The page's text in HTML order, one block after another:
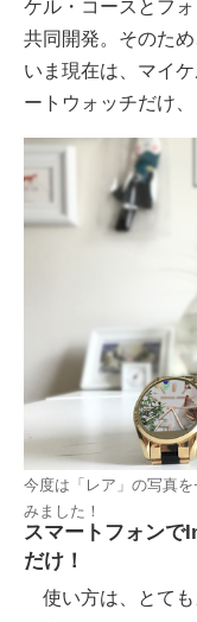
ケル・コースとフ
共同開発。そのた
いま現在は、マイ
ートウォッチだけ
今度は「レア」の写真
みました！
スマートフォンで
だけ！
使い方は、とても